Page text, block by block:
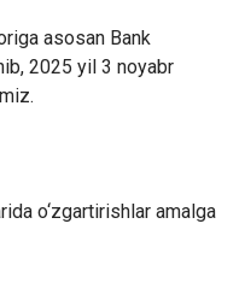
asosan Bank
2025 yil 3 noyabr
o‘zgartirishlar amalga